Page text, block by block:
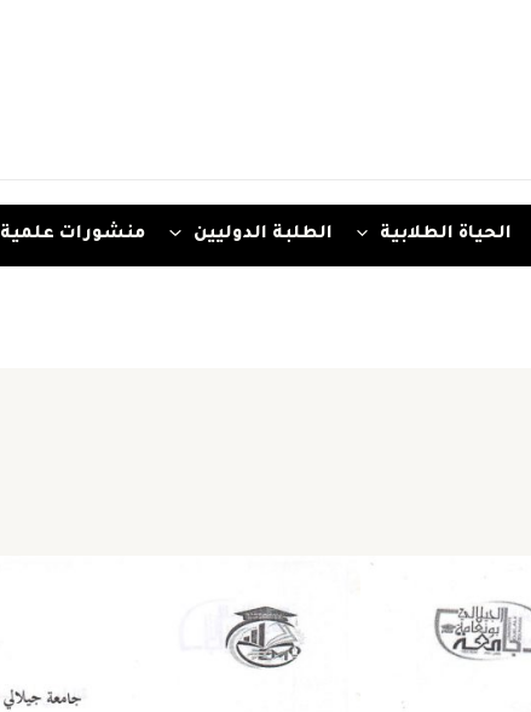
الحياة الطلابية الطلبة الدوليين منشورات علمية